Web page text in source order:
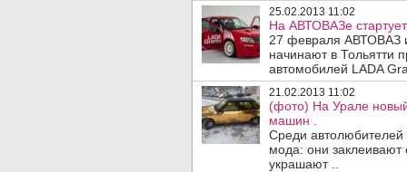
25.02.2013 11:02
На АВТОВАЗе
27 февраля АВТОВАЗ
начинают в Тольятти
автомобилей LADA
21.02.2013 11:02
(фото) На Урале новый
машин .
Среди автолюбителей
мода: они
украшают ..